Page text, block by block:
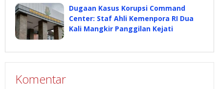
Dugaan Kasus Korupsi Command
Center: Staf Ahli Kemenpora RI Dua
Kali Mangkir Panggilan Kejati
Komentar